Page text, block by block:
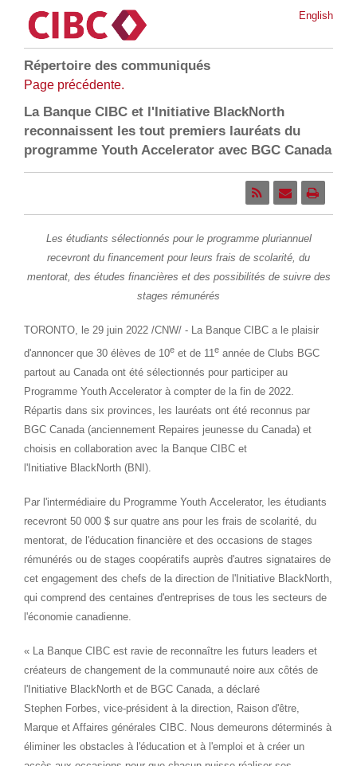
English
Répertoire des communiqués
Page précédente.
La Banque CIBC et l'Initiative BlackNorth
reconnaissent les tout premiers lauréats du
programme Youth Accelerator avec BGC Canada
Les étudiants sélectionnés pour le programme pluriannuel
recevront du financement pour leurs frais de scolarité, du
mentorat, des études financières et des possibilités de suivre des
stages rémunérés
TORONTO, le 29 juin 2022 /CNW/ - La Banque CIBC a le plaisir
d'annoncer que 30 élèves de 10e et de 11e année de Clubs BGC
partout auCanadaont été sélectionnés pour participer au
Programme Youth Accelerator à compter de la fin de 2022.
Répartis dans six provinces, les lauréats ont été reconnus par
BGC Canada (anciennement Repaires jeunesse duCanada) et
choisis en collaboration avec la Banque CIBC et
l'Initiative BlackNorth (BNI).
Par l'intermédiaire du Programme Youth Accelerator, les étudiants
recevront 50 000 $ sur quatre ans pour les frais de scolarité, du
mentorat, de l'éducation financière et des occasions de stages
rémunérés ou de stages coopératifs auprès d'autres signataires de
cet engagement des chefs de la direction de l'Initiative BlackNorth,
qui comprend des centaines d'entreprises de tous les secteurs de
l'économie canadienne.
« La Banque CIBC est ravie de reconnaître les futurs leaders et
créateurs de changement de la communauté noire aux côtés de
l'Initiative BlackNorth et de BGC Canada, a déclaré
Stephen Forbes, vice-président à la direction, Raison d'être,
Marque et Affaires générales CIBC. Nous demeurons déterminés à
éliminer les obstacles à l'éducation et à l'emploi et à créer un